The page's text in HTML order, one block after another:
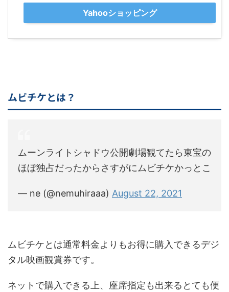
Yahooショッピング
ムビチケとは？
ムーンライトシャドウ公開劇場観てたら東宝の
ほぼ独占だったからさすがにムビチケかっとこ
— ne (@nemuhiraaa) August 22, 2021
ムビチケとは通常料金よりもお得に購入できるデジ
タル映画観賞券です。
ネットで購入できる上、座席指定も出来るとても便